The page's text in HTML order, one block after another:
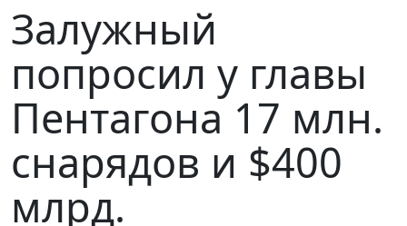
Залужный
попросил у главы
Пентагона 17 млн.
снарядов и $400
млрд.